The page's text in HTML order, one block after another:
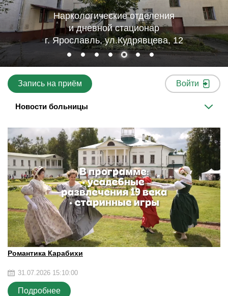
Наркологические отделения
и дневной стационар
г. Ярославль, ул.Кудрявцева, 12
Запись на приём Войти
Новости больницы
Романтика Карабихи
31.07.2026 15:10:00
Подробнее